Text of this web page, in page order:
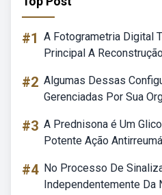
#1 A Fotogrametria Digital
Principal A
#2 Algumas Dessas
Gerenciadas Por Sua
#3 A Prednisona é Um
Potente Ação
#4 No Processo De
Independentemente Da